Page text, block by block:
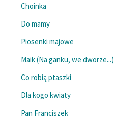
Zasady wykorzystania
Logotypy
Materiały promocyjne
Polityka prywatności
Regulamin biblioteki
Choinka
Do mamy
Piosenki majowe
Maik (Na ganku, we dworze...)
Co robią ptaszki
Dla kogo kwiaty
Pan Franciszek